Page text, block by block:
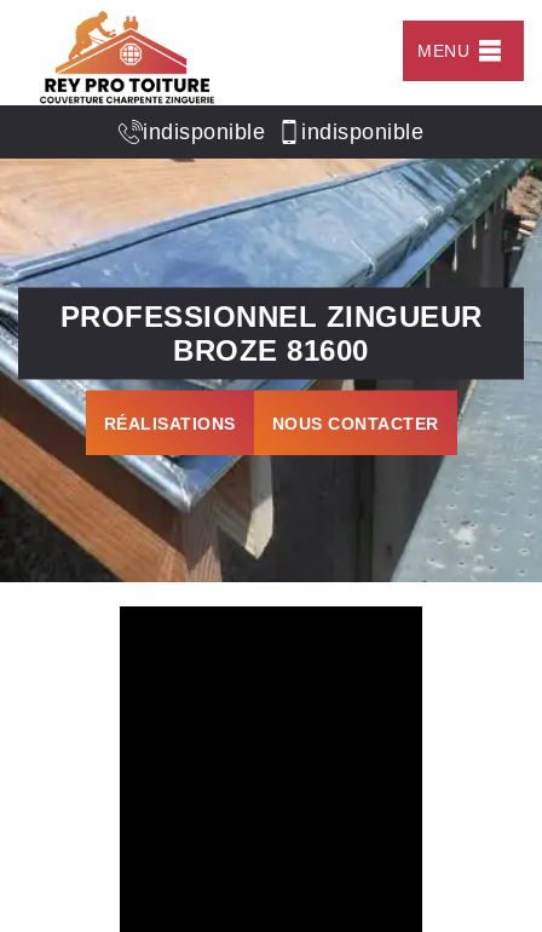
MENU
indisponible indisponible
PROFESSIONNEL ZINGUEUR
BROZE 81600
RÉALISATIONS NOUS CONTACTER